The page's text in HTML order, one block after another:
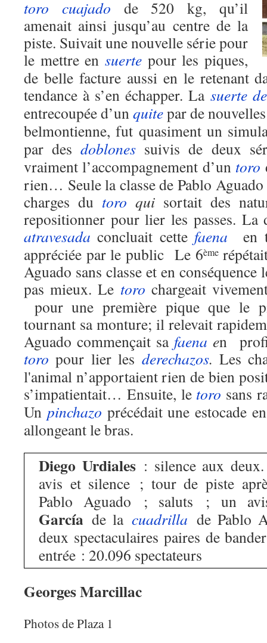
toro
cuajado de 520 kg, qu’il
amenait ainsi jusqu’au centre de la
piste. Suivait une nouvelle série pour
le mettre en suerte pour les piques,
de belle facture aussi en le retenant
tendance à s’en échapper. La suerte
entrecoupée d’unquitepar de
belmontienne, fut quasiment un
par desdoblones suivis de deux
vraiment l’accompagnement d’un toro
rien… Seule la classe de Pablo Aguado
charges du toro qui sortait des
repositionner pour lier les passes. La
atravesada concluait cette faena
en
appréciée par le public Le 6ème
Aguado sans classe et en conséquence
pas mieux. Le toro chargeait
pour une première pique que le
tournant sa monture; il relevait
Aguado commençait sa faena en
toro pour lier les derechazos. Les
l'animal n’apportaient rien de bien
s’impatientait… Ensuite, le toro sans
Un pinchazo précédait une estocade
allongeant le bras.
Diego Urdiales: silence aux
avis et silence ; tour de piste
Pablo Aguado ; saluts ; un
García de lacuadrilla de Pablo
deux spectaculaires paires de
entrée : 20.096 spectateurs
Georges Marcillac
Photos de Plaza 1